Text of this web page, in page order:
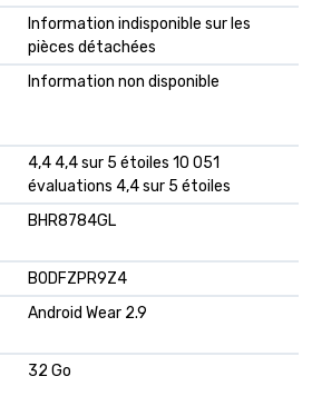
‎Information indisponible sur les
pièces détachées
‎Information non disponible
4,4 4,4 sur 5 étoiles 10 051
évaluations 4,4 sur 5 étoiles
BHR8784GL
B0DFZPR9Z4
Android Wear 2.9
32 Go